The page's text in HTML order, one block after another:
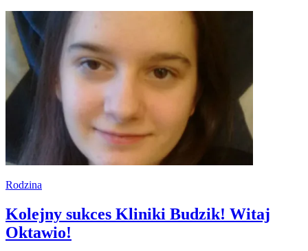
Rodzina
Kolejny sukces Kliniki Budzik! Witaj
Oktawio!